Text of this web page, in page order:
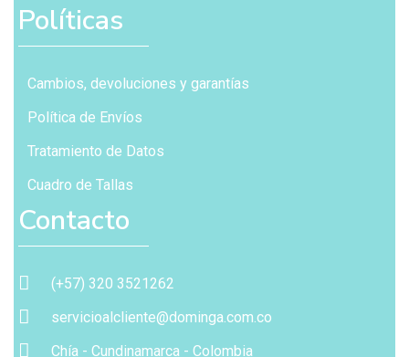
Políticas
Cambios, devoluciones y garantías
Política de Envíos
Tratamiento de Datos
Cuadro de Tallas
Contacto
(+57) 320 3521262
servicioalcliente@dominga.com.co
Chía - Cundinamarca - Colombia